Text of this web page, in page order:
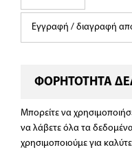
Εγγραφή / διαγραφή
ΦΟΡΗΤΟΤΗΤΑ
Μπορείτε να
να λάβετε όλα τα
χρησιμοποιούμε για